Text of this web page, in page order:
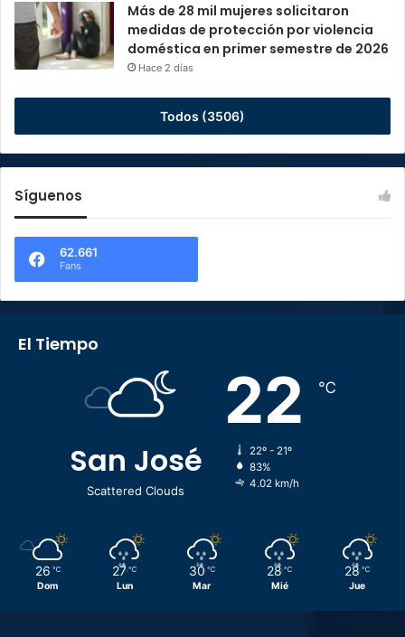
Más de 28 mil mujeres solicitaron
medidas de protección por violencia
doméstica en primer semestre de 2026
Hace 2 días
Todos (3506)
Síguenos
62.661
Fans
El Tiempo
San José
Scattered Clouds
22 ℃
22º - 21º
83%
4.02 km/h
26 ℃
Dom
27 ℃
Lun
30 ℃
Mar
28 ℃
Mié
28 ℃
Jue